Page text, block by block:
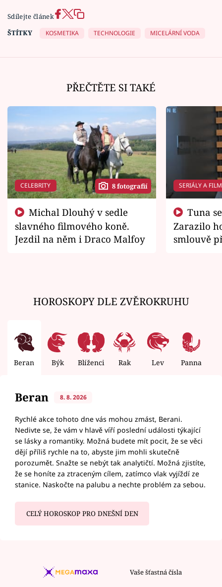
Sdílejte článek
ŠTÍTKY
KOSMETIKA TECHNOLOGIE MICELÁRNÍ VODA
PŘEČTĚTE SI TAKÉ
CELEBRITY 8 fotografií
slavného filmového koně.
Jezdil na něm i Draco Malfoy
SERIÁLY A
Zarazilo
smlouvě
HOROSKOPY DLE ZVĚROKRUHU
Beran Býk Blíženci Rak Lev Panna
Beran 8. 8. 2026
Rychlé akce tohoto dne vás mohou zmást, Berani.
Nedivte se, že vám v hlavě víří poslední události týkající
se lásky a romantiky. Možná budete mít pocit, že se věci
dějí příliš rychle na to, abyste jim mohli skutečně
porozumět. Snažte se nebýt tak analytičtí. Možná zjistíte,
že se honíte za ztraceným cílem, zatímco vlak vyjíždí ze
stanice. Naskočte na palubu a nechte problém za sebou.
CELÝ HOROSKOP PRO DNEŠNÍ DEN
Vaše šťastná čísla